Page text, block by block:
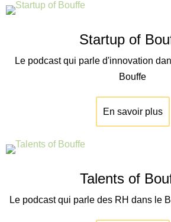
Startup of
Le podcast qui parle d'innovation
Bouffe
En savoir plus
Talents of
Le podcast qui parle des RH dans le